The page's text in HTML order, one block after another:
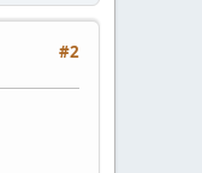
#2